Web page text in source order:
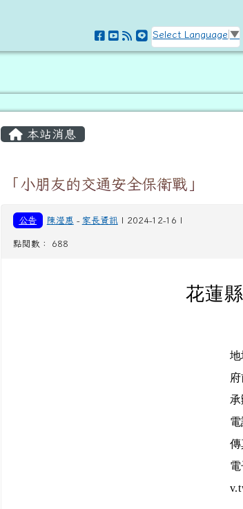
Select Language ▼
主內容區域
本站消息
「小朋友的交通安全保衛戰」
公告 陳瀅惠 - 家長資訊| 2024-12-16 |
點閱數： 688
花蓮
傳